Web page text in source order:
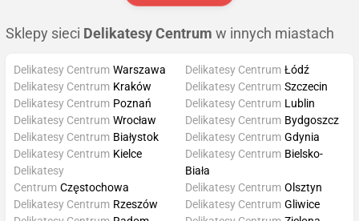
Sklepy sieci Delikatesy Centrum w innych miastach
Delikatesy Centrum Warszawa
Delikatesy Centrum Kraków
Delikatesy Centrum Poznań
Delikatesy Centrum Wrocław
Delikatesy Centrum Łódź
Delikatesy Centrum Szczecin
Delikatesy Centrum Lublin
Delikatesy Centrum Bydgoszcz
Delikatesy Centrum Białystok
Delikatesy Centrum Kielce
Delikatesy
Centrum Częstochowa
Delikatesy Centrum Rzeszów
Delikatesy Centrum Gdynia
Delikatesy Centrum Bielsko-
Biała
Delikatesy Centrum Olsztyn
Delikatesy Centrum Gliwice